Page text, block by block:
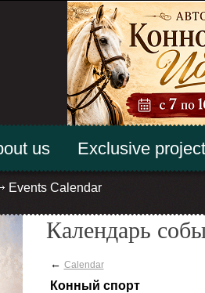
Events Calendar
us Exclusive
Календарь
← Calendar
Конный спорт